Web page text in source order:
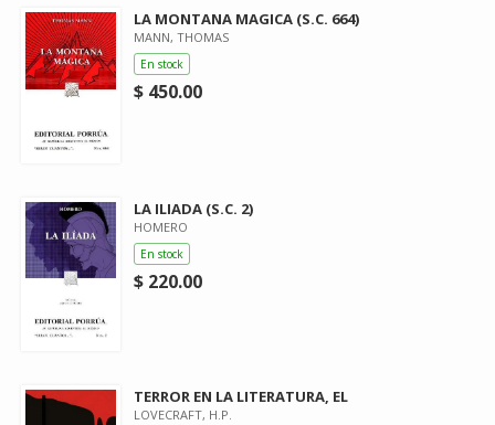
LA MONTANA MAGICA (S.C. 664)
MANN, THOMAS
En stock
$ 450.00
LA ILIADA (S.C. 2)
HOMERO
En stock
$ 220.00
TERROR EN LA LITERATURA, EL
LOVECRAFT, H.P.